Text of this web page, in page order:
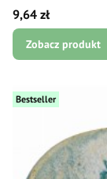
Cena
9,64 zł
Zobacz produkt
Bestseller